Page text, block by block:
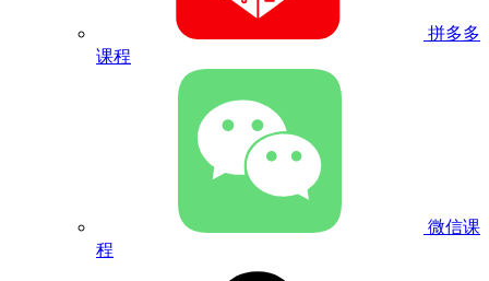
拼多多
课程
微信课
程